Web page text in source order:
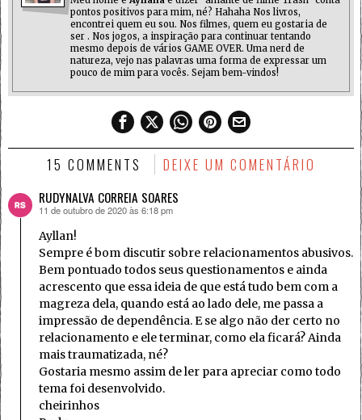
pontos positivos para mim, né? Hahaha Nos livros,
encontrei quem eu sou. Nos filmes, quem eu gostaria de
ser . Nos jogos, a inspiração para continuar tentando
mesmo depois de vários GAME OVER. Uma nerd de
natureza, vejo nas palavras uma forma de expressar um
pouco de mim para vocês. Sejam bem-vindos!
15 COMMENTS DEIXE UM COMENTÁRIO
RUDYNALVA CORREIA SOARES
disse:
11 de outubro de 2020 às 6:18 pm
Ayllan!
Sempre é bom discutir sobre relacionamentos abusivos.
Bem pontuado todos seus questionamentos e ainda
acrescento que essa ideia de que está tudo bem com a
magreza dela, quando está ao lado dele, me passa a
impressão de dependência. E se algo não der certo no
relacionamento e ele terminar, como ela ficará? Ainda
mais traumatizada, né?
Gostaria mesmo assim de ler para apreciar como todo
tema foi desenvolvido.
cheirinhos